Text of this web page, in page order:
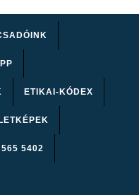
ETIKAI-KÓDEX
5402